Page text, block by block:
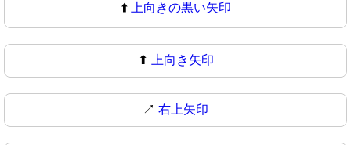
⬆️ 上向きの黒い矢印
⬆ 上向き矢印
↗️ 右上矢印